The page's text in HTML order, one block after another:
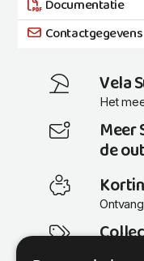
Documentatie
Contactgegevens
Vela
Het
Meer
de